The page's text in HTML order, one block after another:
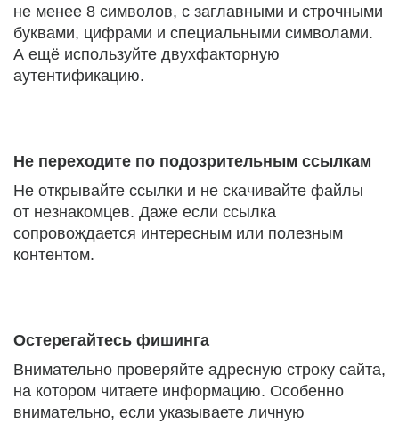
не менее 8 символов, с заглавными и строчными
буквами, цифрами и специальными символами.
А ещё используйте двухфакторную
аутентификацию.
Не переходите по подозрительным ссылкам
Не открывайте ссылки и не скачивайте файлы
от незнакомцев. Даже если ссылка
сопровождается интересным или полезным
контентом.
Остерегайтесь фишинга
Внимательно проверяйте адресную строку сайта,
на котором читаете информацию. Особенно
внимательно, если указываете личную